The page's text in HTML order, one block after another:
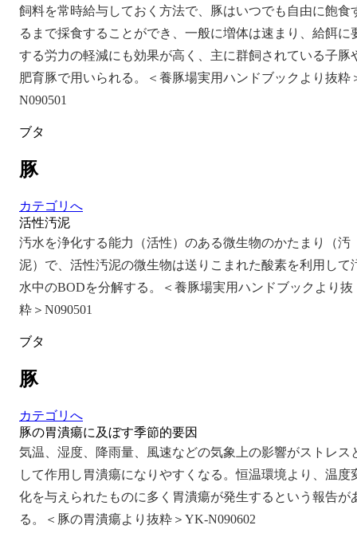
飼料を常時給与しておく方法で、豚はいつでも自由に飽食
るまで採食することができ、一般に増体は速まり、給餌に
する労力の軽減にも効果が高く、主に群飼されている子豚
肥育豚で用いられる。＜養豚場実用ハンドブックより抜粋
N090501
ブタ
豚
カテゴリへ
活性汚泥
汚水を浄化する能力（活性）のある微生物のかたまり（汚
泥）で、活性汚泥の微生物は送りこまれた酸素を利用して
水中のBODを分解する。＜養豚場実用ハンドブックより抜
粋＞N090501
ブタ
豚
カテゴリへ
豚の胃潰瘍に及ぼす季節的要因
気温、湿度、降雨量、風速などの気象上の影響がストレス
して作用し胃潰瘍になりやすくなる。恒温環境より、温度
化を与えられたものに多く胃潰瘍が発生するという報告が
る。＜豚の胃潰瘍より抜粋＞YK-N090602